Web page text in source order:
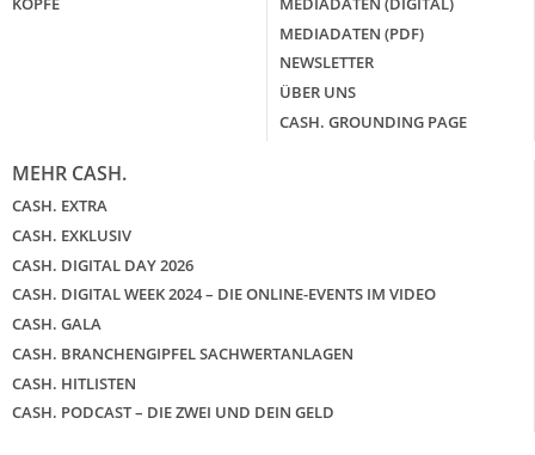
MEDIADATEN (PDF)
NEWSLETTER
ÜBER UNS
CASH. GROUNDING PAGE
MEHR CASH.
CASH. EXTRA
CASH. EXKLUSIV
CASH. DIGITAL DAY 2026
CASH. DIGITAL WEEK 2024 – DIE ONLINE-EVENTS IM VIDEO
CASH. GALA
CASH. BRANCHENGIPFEL SACHWERTANLAGEN
CASH. HITLISTEN
CASH. PODCAST – DIE ZWEI UND DEIN GELD